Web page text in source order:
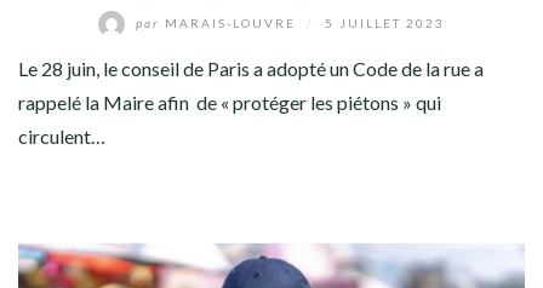
par MARAIS-LOUVRE 5 JUILLET 2023
Le 28 juin, le conseil de Paris a adopté un Code de la rue a
rappelé la Maire afin de « protéger les piétons » qui
circulent…